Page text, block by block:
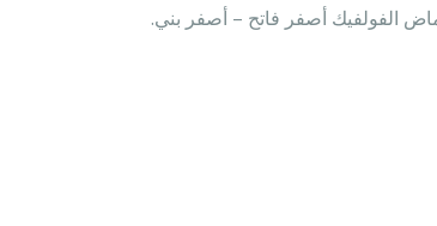
الفولفيك أصفر فاتح – أصفر بني.